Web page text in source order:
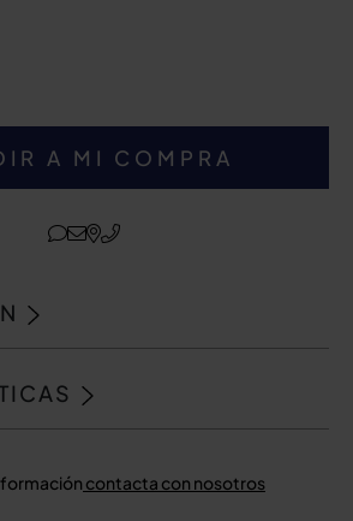
A MI COMPRA
contacta con nosotros